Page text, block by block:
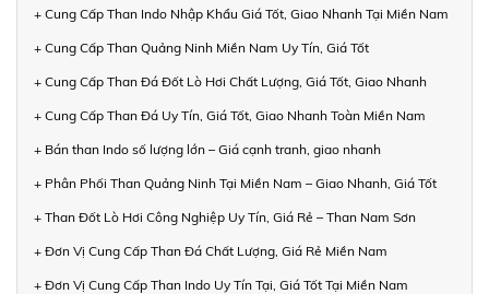
+ Cung Cấp Than Indo Nhập Khẩu Giá Tốt, Giao Nhanh Tại Miền Nam
+ Cung Cấp Than Quảng Ninh Miền Nam Uy Tín, Giá Tốt
+ Cung Cấp Than Đá Đốt Lò Hơi Chất Lượng, Giá Tốt, Giao Nhanh
+ Cung Cấp Than Đá Uy Tín, Giá Tốt, Giao Nhanh Toàn Miền Nam
+ Bán than Indo số lượng lớn – Giá cạnh tranh, giao nhanh
+ Phân Phối Than Quảng Ninh Tại Miền Nam – Giao Nhanh, Giá Tốt
+ Than Đốt Lò Hơi Công Nghiệp Uy Tín, Giá Rẻ – Than Nam Sơn
+ Đơn Vị Cung Cấp Than Đá Chất Lượng, Giá Rẻ Miền Nam
+ Đơn Vị Cung Cấp Than Indo Uy Tín Tại, Giá Tốt Tại Miền Nam